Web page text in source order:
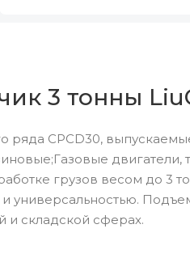
3 тонны
ряда CPCD30,
грузов весом до 3
универсальностью.
и складской сферах.